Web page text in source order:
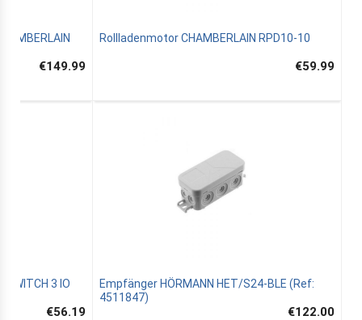
€149.99
Rollladenmotor CHAMBERLAIN RPD10-10
€59.99
3 IO
€56.19
Empfänger HÖRMANN HET/S24-BLE (Ref:
4511847)
€122.00